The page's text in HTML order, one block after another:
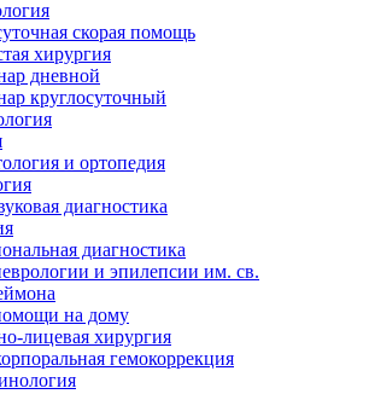
скорая помощь
хирургия
дневной
круглосуточный
и ортопедия
диагностика
диагностика
и эпилепсии им. св.
на дому
лицевая хирургия
гемокоррекция